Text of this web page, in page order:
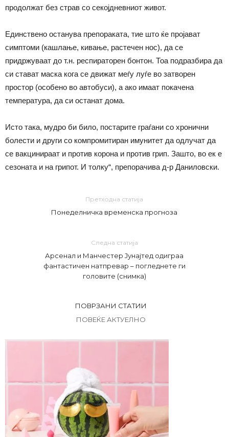
продолжат без страв со секојдневниот живот.
Единствено останува препораката, тие што ќе пројават
симптоми (кашлање, кивање, растечен нос), да се
придржуваат до т.н. респираторен бонтон. Тоа подразбира да
си стават маска кога се движат меѓу луѓе во затворен
простор (особено во автобуси), а ако имаат покачена
температура, да си останат дома.
Исто така, мудро би било, постарите граѓани со хронични
болести и други со компромитиран имунитет да одлучат да
се вакцинираат и против корона и против грип. Зашто, во ек е
сезоната и на грипот. И толку“, препорачива д-р Даниловски.
Претходна статија
Понеделничка временска прогноза
Следна статија
Арсенал и Манчестер Јунајтед одиграа
фантастичен натпревар – погледнете ги
головите (снимка)
ПОВРЗАНИ СТАТИИ
ПОВЕЌЕ АКТУЕЛНО